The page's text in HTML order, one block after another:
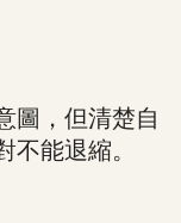
，但清楚自
不能退縮。